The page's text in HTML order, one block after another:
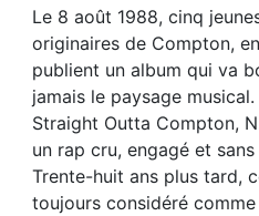
Le 8 août 1988, cinq
originaires de Compton,
publient un album qui va
jamais le paysage musical.
Straight Outta Compton,
un rap cru, engagé et
Trente-huit ans plus tard,
toujours considéré